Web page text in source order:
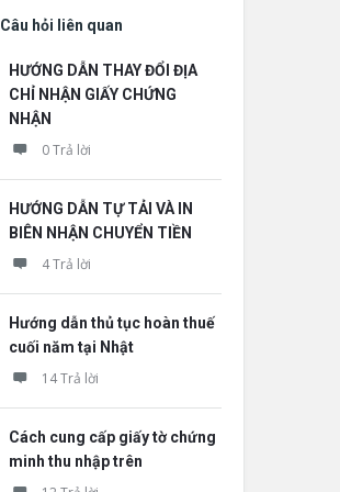
Câu hỏi liên quan
HƯỚNG DẪN THAY ĐỔI ĐỊA
CHỈ NHẬN GIẤY CHỨNG
NHẬN
0 Trả lời
HƯỚNG DẪN TỰ TẢI VÀ IN
BIÊN NHẬN CHUYỂN TIỀN
4 Trả lời
Hướng dẫn thủ tục hoàn thuế
cuối năm tại Nhật
14 Trả lời
Cách cung cấp giấy tờ chứng
minh thu nhập trên